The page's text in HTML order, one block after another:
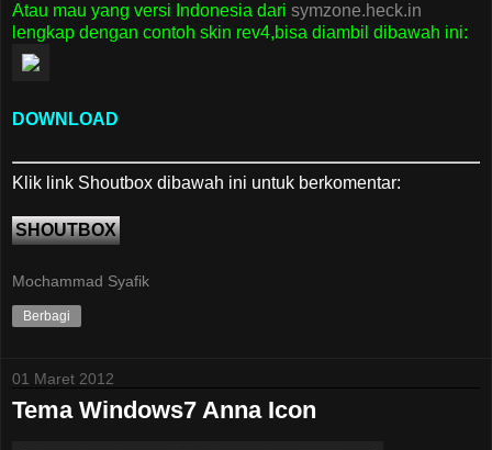
Atau mau yang versi Indonesia dari symzone.heck.in
lengkap dengan contoh skin rev4,bisa diambil dibawah ini:
DOWNLOAD
Klik link Shoutbox dibawah ini untuk berkomentar:
SHOUTBOX
Mochammad Syafik
Berbagi
01 Maret 2012
Tema Windows7 Anna Icon